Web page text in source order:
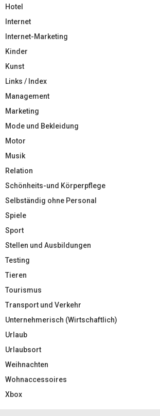
Hotel
Internet
Internet-Marketing
Kinder
Kunst
Links / Index
Management
Marketing
Mode und Bekleidung
Motor
Musik
Relation
Schönheits-und Körperpflege
Selbständig ohne Personal
Spiele
Sport
Stellen und Ausbildungen
Testing
Tieren
Tourismus
Transport und Verkehr
Unternehmerisch (Wirtschaftlich)
Urlaub
Urlaubsort
Weihnachten
Wohnaccessoires
Xbox